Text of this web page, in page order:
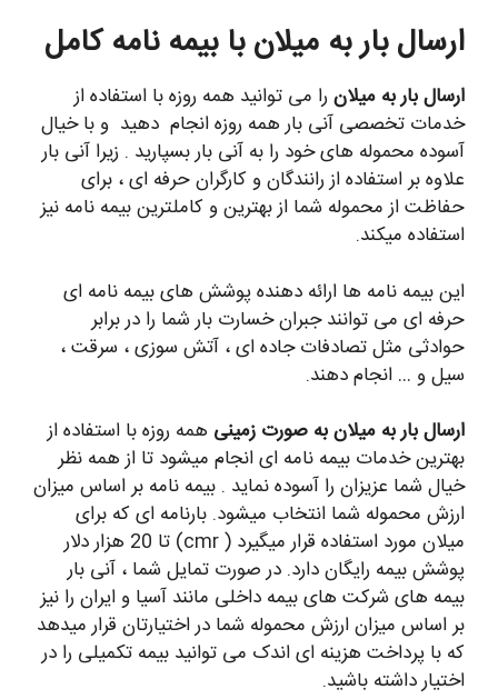
ارسال بار به میلان با بیمه نامه کامل
ارسال بار به میلان را می توانید همه روزه با استفاده از
خدمات تخصصی آنی بار همه روزه انجام دهید و با خیال
آسوده محموله های خود را به آنی بار بسپارید . زیرا آنی بار
علاوه بر استفاده از رانندگان و کارگران حرفه ای ، برای
حفاظت از محموله شما از بهترین و کاملترین بیمه نامه نیز
استفاده میکند.
این بیمه نامه ها ارائه دهنده پوشش های بیمه نامه ای
حرفه ای می توانند جبران خسارت بار شما را در برابر
حوادثی مثل تصادفات جاده ای ، آتش سوزی ، سرقت ،
سیل و … انجام دهند.
ارسال بار به میلان به صورت زمینی همه روزه با استفاده از
بهترین خدمات بیمه نامه ای انجام میشود تا از همه نظر
خیال شما عزیزان را آسوده نماید . بیمه نامه بر اساس میزان
ارزش محموله شما انتخاب میشود. بارنامه ای که برای
میلان مورد استفاده قرار میگیرد ( cmr) تا 20 هزار دلار
پوشش بیمه رایگان دارد. در صورت تمایل شما ، آنی بار
بیمه های شرکت های بیمه داخلی مانند آسیا و ایران را نیز
بر اساس میزان ارزش محموله شما در اختیارتان قرار میدهد
که با پرداخت هزینه ای اندک می توانید بیمه تکمیلی را در
اختیار داشته باشید.